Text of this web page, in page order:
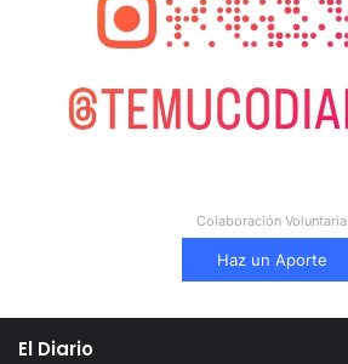
Colaboración Voluntaria
Haz un Aporte
El Diario